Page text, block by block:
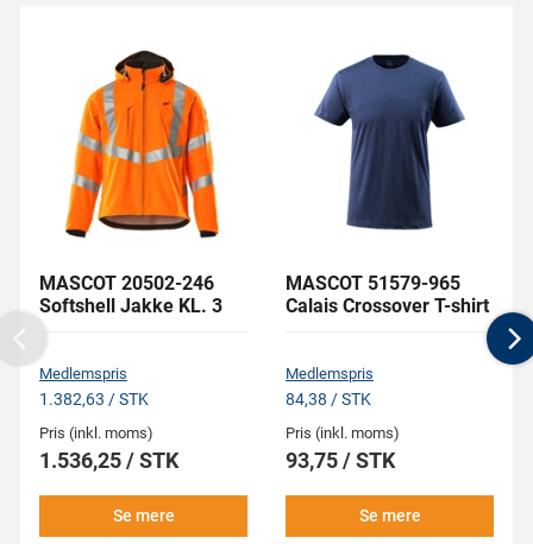
MASCOT 20502-246
Softshell Jakke KL. 3
Medlemspris
1.382,63 / STK
Pris (inkl. moms)
1.536,25 / STK
Se mere
MASCOT 51579-965
Calais Crossover T-shirt
Medlemspris
84,38 / STK
Pris (inkl. moms)
93,75 / STK
Se mere
Previous